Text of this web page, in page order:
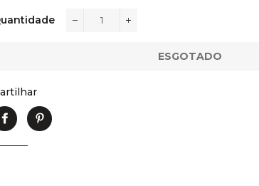
ESGOTADO
Partilhe